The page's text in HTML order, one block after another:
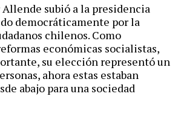
Allende subió a la presidencia
democráticamente por la
chilenos. Como
económicas socialistas,
su elección representó un
ahora estas estaban
abajo para una sociedad